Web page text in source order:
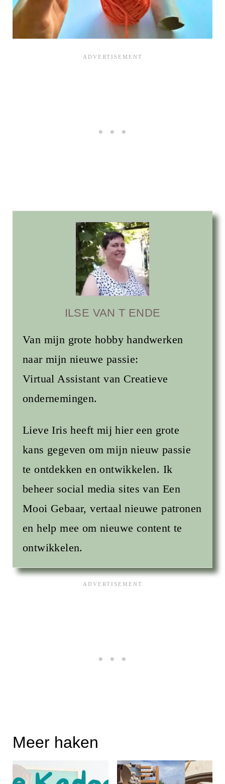
ILSE VAN T ENDE
Van mijn grote hobby handwerken
naar mijn nieuwe passie:
Virtual Assistant van Creatieve
ondernemingen.
Lieve Iris heeft mij hier een grote
kans gegeven om mijn nieuw passie
te ontdekken en ontwikkelen. Ik
beheer social media sites van Een
Mooi Gebaar, vertaal nieuwe patronen
en help mee om nieuwe content te
ontwikkelen.
Meer haken